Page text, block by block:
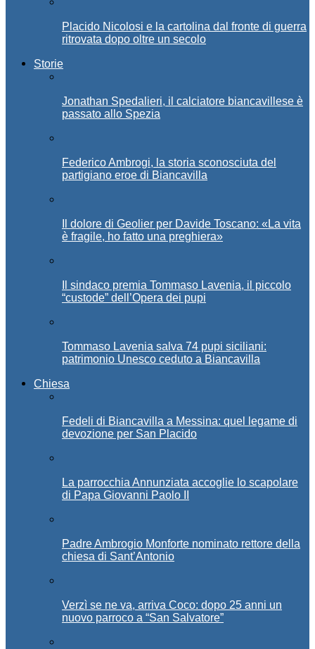
Placido Nicolosi e la cartolina dal fronte di guerra
ritrovata dopo oltre un secolo
Storie
Jonathan Spedalieri, il calciatore biancavillese è
passato allo Spezia
Federico Ambrogi, la storia sconosciuta del
partigiano eroe di Biancavilla
Il dolore di Geolier per Davide Toscano: «La vita
è fragile, ho fatto una preghiera»
Il sindaco premia Tommaso Lavenia, il piccolo
“custode” dell’Opera dei pupi
Tommaso Lavenia salva 74 pupi siciliani:
patrimonio Unesco ceduto a Biancavilla
Chiesa
Fedeli di Biancavilla a Messina: quel legame di
devozione per San Placido
La parrocchia Annunziata accoglie lo scapolare
di Papa Giovanni Paolo II
Padre Ambrogio Monforte nominato rettore della
chiesa di Sant’Antonio
Verzì se ne va, arriva Coco: dopo 25 anni un
nuovo parroco a “San Salvatore”